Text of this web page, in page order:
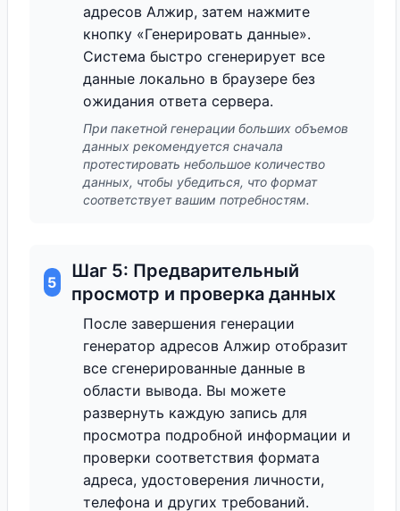
адресов Алжир, затем нажмите
кнопку «Генерировать данные».
Система быстро сгенерирует все
данные локально в браузере без
ожидания ответа сервера.
При пакетной генерации больших объемов
данных рекомендуется сначала
протестировать небольшое количество
данных, чтобы убедиться, что формат
соответствует вашим потребностям.
5
Шаг 5: Предварительный
просмотр и проверка данных
После завершения генерации
генератор адресов Алжир отобразит
все сгенерированные данные в
области вывода. Вы можете
развернуть каждую запись для
просмотра подробной информации и
проверки соответствия формата
адреса, удостоверения личности,
телефона и других требований.